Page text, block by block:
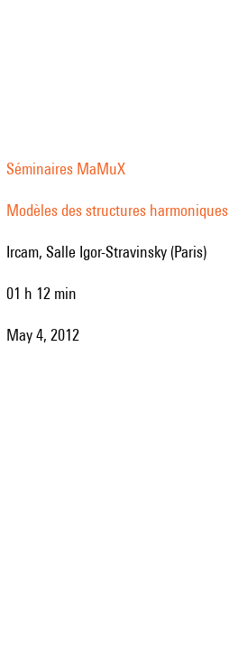
Séminaires MaMuX
Modèles des structures harmoniques
Ircam, Salle Igor-Stravinsky (Paris)
01 h 12 min
May 4, 2012